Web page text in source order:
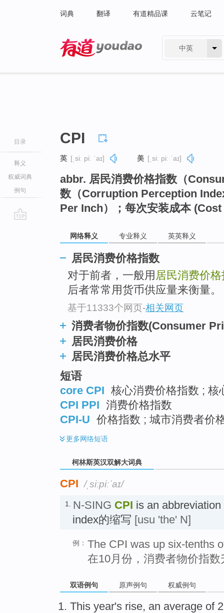
词典 翻译 有道精品课 云笔记
中英
目录
释义
权威词典
例句
CPI
英 [ˌsiː piː ˈaɪ] 美 [ˌsiː piː ˈaɪ]
abbr. 居民消费价格指数（
数（Corruption Perception
Per Inch）；每次安装成本
网络释义 专业释义 英英释义
居民消费价格指数
对于前者，一般用 居民消费价
后者常常用货币供应量来衡量。
基于11333个网页-相关网页
消费者物价指数(Consumer
居民消费价格
居民消费价格总水平
短语
core CPI 核心消费价格指数 ; 核
CPI PPI 消费价格指数
CPI-U 价格指数 ; 城市消费者价
更多网络短语
柯林斯英汉双解大词典
CPI /ˌsiːpiːˈaɪ/
1. N-SING CPI is an
index的缩写 [usu 'the' N]
例： The CPI was up six-tenths
在10月份，消费者物价指
双语例句 原声例句 权威例句
This year's rise, an average of